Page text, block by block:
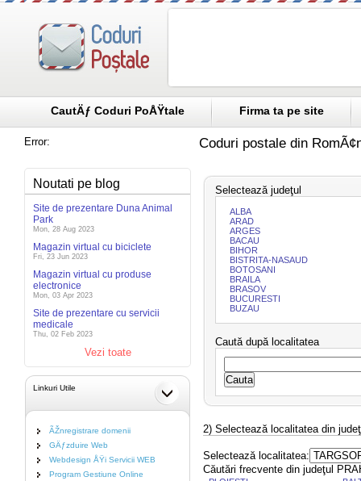
CautÄƒ Coduri PoÅŸtale Firma ta pe site
Error:
Noutati pe blog
Site de prezentare Duna Animal
Park
Mon, 28 Aug 2023
Magazin virtual cu biciclete
Fri, 23 Jun 2023
Magazin virtual cu produse
electronice
Mon, 03 Apr 2023
Site de prezentare cu servicii
medicale
Thu, 02 Feb 2023
Vezi toate
Linkuri Utile
ÃŽnregistrare domenii
GÄƒzduire Web
Webdesign ÅŸi Servicii WEB
Program Gestiune Online
Coduri postale din
Selectează judeţul
ALBA
ARAD
ARGES
BACAU
BIHOR
BISTRITA-NASAUD
BOTOSANI
BRAILA
BRASOV
BUCURESTI
BUZAU
Caută după localitatea
2) Selectează localitatea din
Selectează localitatea:
Căutări frecvente din judeţul